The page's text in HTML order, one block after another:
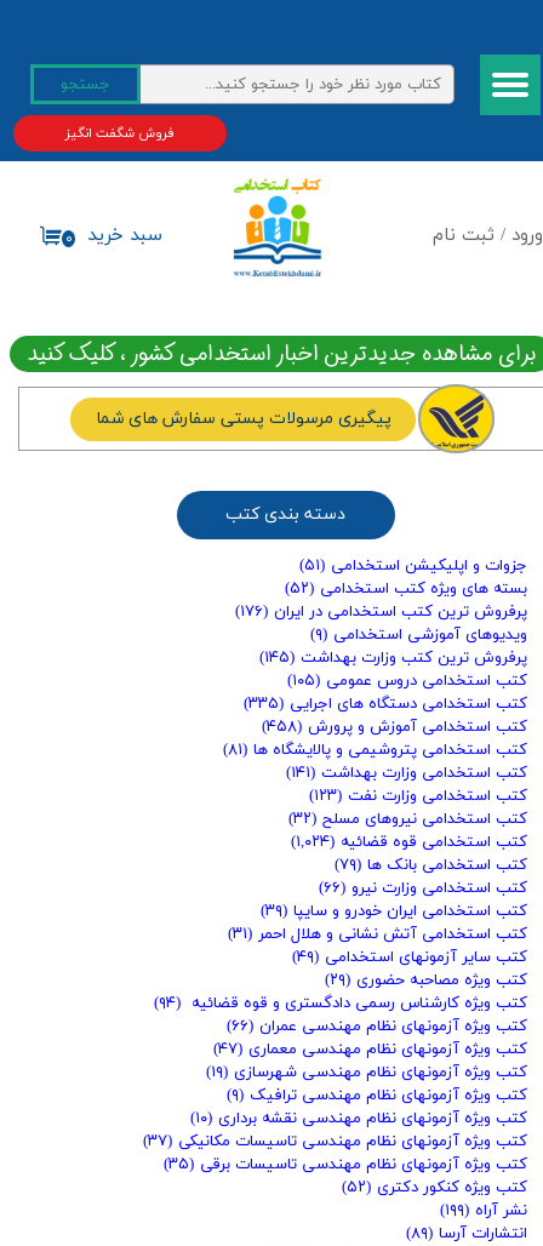
ورود / ثبت نام
حساب کاربری من
تغییر گذر واژه
سفارشات
جستجو
۰ سبد خرید
فروش شگفت انگیز
برای مشاهده جدیدترین اخبار استخدامی کشور ، کلیک کنید
پیگیری مرسولات پستی سفارش های شما
جزوات و اپلیکیشن استخدامی (۵۱)
بسته های ویژه کتب استخدامی (۵۲)
پرفروش ترین کتب استخدامی در ایران (۱۷۶)
ویدیوهای آموزشی استخدامی (۹)
پرفروش ترین کتب وزارت بهداشت (۱۴۵)
کتب استخدامی دروس عمومی (۱۰۵)
کتب استخدامی دستگاه های اجرایی (۳۳۵)
کتب استخدامی آموزش و پرورش (۴۵۸)
کتب استخدامی پتروشیمی و پالایشگاه ها (۸۱)
کتب استخدامی وزارت بهداشت (۱۴۱)
کتب استخدامی وزارت نفت (۱۲۳)
کتب استخدامی نیروهای مسلح (۳۲)
کتب استخدامی قوه قضائیه (۱,۰۲۴)
کتب استخدامی بانک ها (۷۹)
کتب استخدامی وزارت نیرو (۶۶)
کتب استخدامی ایران خودرو و سایپا (۳۹)
کتب استخدامی آتش نشانی و هلال احمر (۳۱)
کتب سایر آزمونهای استخدامی (۴۹)
کتب ویژه مصاحبه حضوری (۲۹)
کتب ویژه کارشناس رسمی دادگستری و قوه قضائیه (۹۴)
کتب ویژه آزمونهای نظام مهندسی عمران (۶۶)
کتب ویژه آزمونهای نظام مهندسی معماری (۴۷)
کتب ویژه آزمونهای نظام مهندسی شهرسازی (۱۹)
کتب ویژه آزمونهای نظام مهندسی ترافیک (۹)
کتب ویژه آزمونهای نظام مهندسی نقشه برداری (۱۰)
کتب ویژه آزمونهای نظام مهندسی تاسیسات مکانیکی (۳۷)
کتب ویژه آزمونهای نظام مهندسی تاسیسات برقی (۳۵)
کتب ویژه کنکور دکتری (۵۲)
نشر آراه (۱۹۹)
انتشارات آرسا (۸۹)
دسته بندی کتب